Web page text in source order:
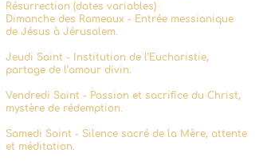
Résurrection (dates variables)
Dimanche des Rameaux - Entrée messianique
de Jésus à Jérusalem.
Jeudi Saint - Institution de l’Eucharistie,
partage de l’amour divin.
Vendredi Saint - Passion et sacrifice du Christ,
mystère de rédemption.
Samedi Saint - Silence sacré de la Mère, attente
et méditation.